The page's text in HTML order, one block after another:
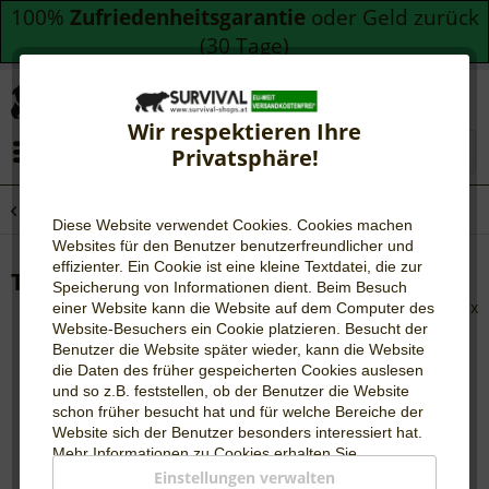
100% Zufriedenheitsgarantie oder Geld zurück
(30 Tage)
Wir respektieren Ihre
Privatsphäre!
Diese Website verwendet Cookies. Cookies machen
Websites für den Benutzer benutzerfreundlicher und
effizienter. Ein Cookie ist eine kleine Textdatei, die zur
Speicherung von Informationen dient. Beim Besuch
einer Website kann die Website auf dem Computer des
Website-Besuchers ein Cookie platzieren. Besucht der
Benutzer die Website später wieder, kann die Website
die Daten des früher gespeicherten Cookies auslesen
und so z.B. feststellen, ob der Benutzer die Website
schon früher besucht hat und für welche Bereiche der
Website sich der Benutzer besonders interessiert hat.
Mehr Informationen zu Cookies erhalten Sie
WIKIPEDIA.
Einstellungen verwalten
Target Pins